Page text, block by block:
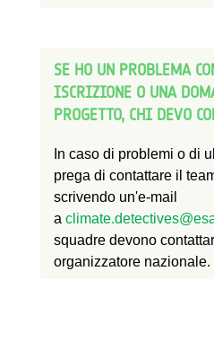
SE HO UN PROBLEMA
ISCRIZIONE O UNA
PROGETTO, CHI DEVO
In caso di problemi o di
prega di contattare il
scrivendo un'e-mail
a
squadre devono
organizzatore nazionale.